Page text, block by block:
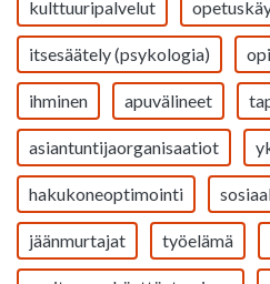
kulttuuripalvelut
itsesäätely (psykologia)
ihminen apuvälineet
asiantuntijaorganisaatiot
hakukoneoptimointi
jäänmurtajat työelämä